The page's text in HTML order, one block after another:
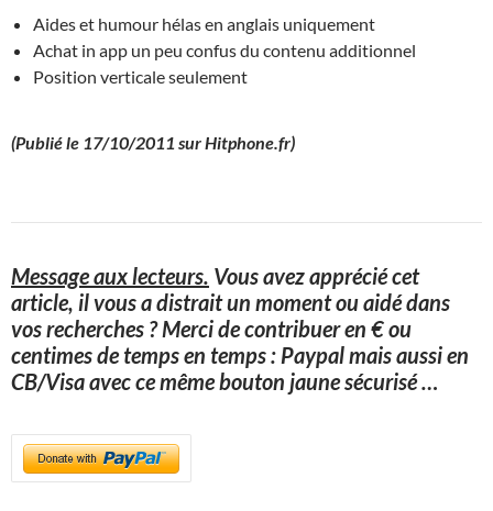
Aides et humour hélas en anglais uniquement
Achat in app un peu confus du contenu additionnel
Position verticale seulement
(Publié le 17/10/2011 sur Hitphone.fr)
Message aux lecteurs. Vous avez apprécié cet
article, il vous a distrait un moment ou aidé dans
vos recherches ? Merci de contribuer en € ou
centimes de temps en temps : Paypal mais aussi en
CB/Visa avec ce même bouton jaune sécurisé…